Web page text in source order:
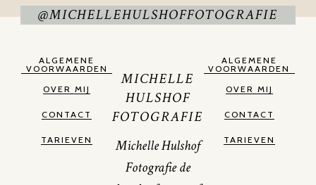
@MICHELLEHULSHOFFOTOGRAFIE
ALGEMENE
VOORWAARDEN
OVER MIJ
CONTACT
TARIEVEN
MICHELLE
HULSHOF
FOTOGRAFIE
Michelle Hulshof
Fotografie de
ALGEMENE
VOORWAARDEN
OVER MIJ
CONTACT
TARIEVEN